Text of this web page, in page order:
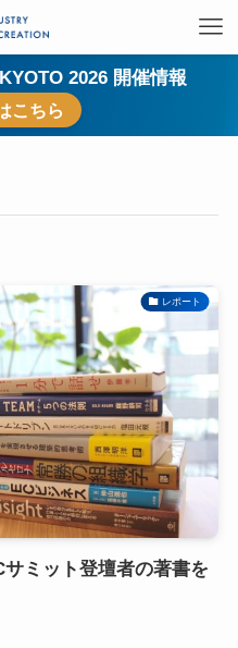
2026 開催情報
こちら
レポート
ミット登壇者の著書を